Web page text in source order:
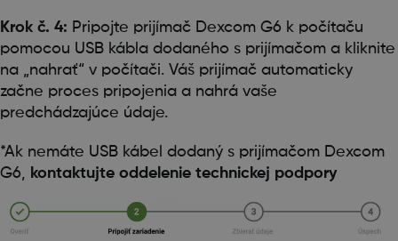
Krok č. 4: Pripojte prijímač Dexcom G6 k počítaču
pomocou USB kábla dodaného s prijímačom a kliknite
na „nahrať“ v počítači. Váš prijímač automaticky
začne proces pripojenia a nahrá vaše
predchádzajúce údaje.
*Ak nemáte USB kábel dodaný s prijímačom Dexcom
G6, kontaktujte oddelenie technickej podpory